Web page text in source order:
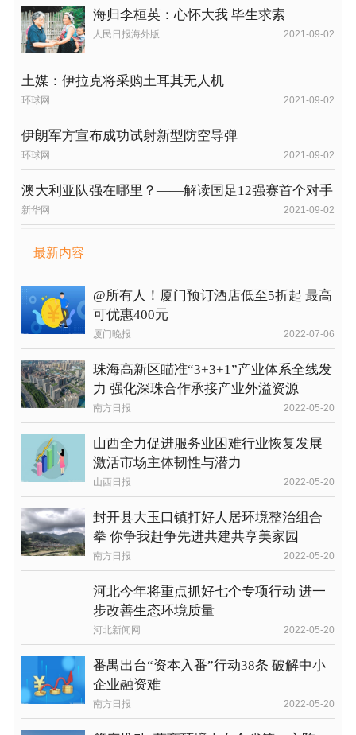
海归李桓英：心怀大我 毕生求索
人民日报海外版 2021-09-02
土媒：伊拉克将采购土耳其无人机
环球网 2021-09-02
伊朗军方宣布成功试射新型防空导弹
环球网 2021-09-02
澳大利亚队强在哪里？——解读国足12强赛首个对手
新华网 2021-09-02
最新内容
@所有人！厦门预订酒店低至5折起 最高
可优惠400元
厦门晚报 2022-07-06
珠海高新区瞄准“3+3+1”产业体系全线发
力 强化深珠合作承接产业外溢资源
南方日报 2022-05-20
山西全力促进服务业困难行业恢复发展
激活市场主体韧性与潜力
山西日报 2022-05-20
封开县大玉口镇打好人居环境整治组合
拳 你争我赶争先进共建共享美家园
南方日报 2022-05-20
河北今年将重点抓好七个专项行动 进一
步改善生态环境质量
河北新闻网 2022-05-20
番禺出台“资本入番”行动38条 破解中小
企业融资难
南方日报 2022-05-20